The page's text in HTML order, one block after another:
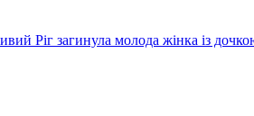
Ріг загинула молода жінка із